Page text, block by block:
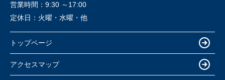
営業時間： 9:30 ～17:00
定休日： 火曜・水曜・他
トップページ
アクセスマップ